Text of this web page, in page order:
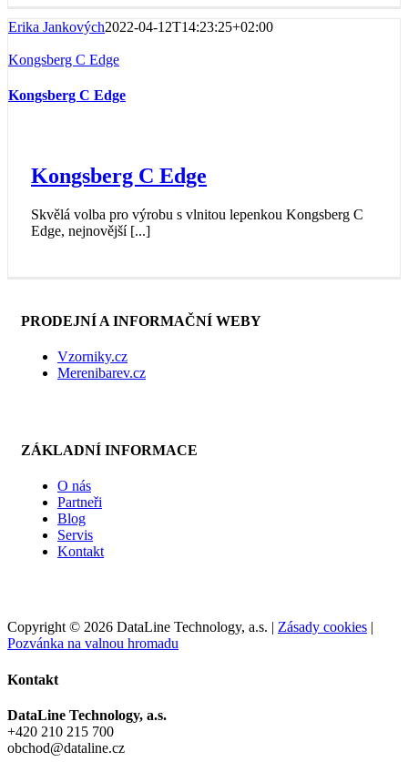
Erika Jankových2022-04-12T14:23:25+02:00
Kongsberg C Edge
Kongsberg C Edge
Kongsberg C Edge
Skvělá volba pro výrobu s vlnitou lepenkou Kongsberg C
Edge, nejnovější [...]
PRODEJNÍ A INFORMAČNÍ WEBY
Vzorniky.cz
Merenibarev.cz
ZÁKLADNÍ INFORMACE
O nás
Partneři
Blog
Servis
Kontakt
Copyright © 2026 DataLine Technology, a.s. | Zásady cookies
Pozvánka na valnou hromadu
Toggle
Bar
Area
Kontakt
DataLine Technology, a.s.
+420 210 215 700
obchod@dataline.cz